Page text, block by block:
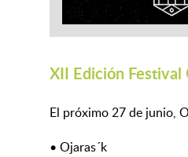
XII Edición Festival
El próximo 27 de junio,
• Ojaras´k